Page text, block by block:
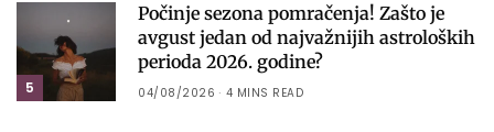
5
Počinje sezona pomračenja! Zašto je
avgust jedan od najvažnijih astroloških
perioda 2026. godine?
04/08/2026 4 MINS READ